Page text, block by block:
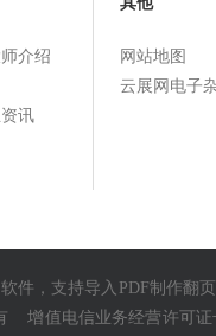
介绍
讯
网站地图
云展网电子
件 ，支持导入 PDF制作翻
增值电信业务经营许可证